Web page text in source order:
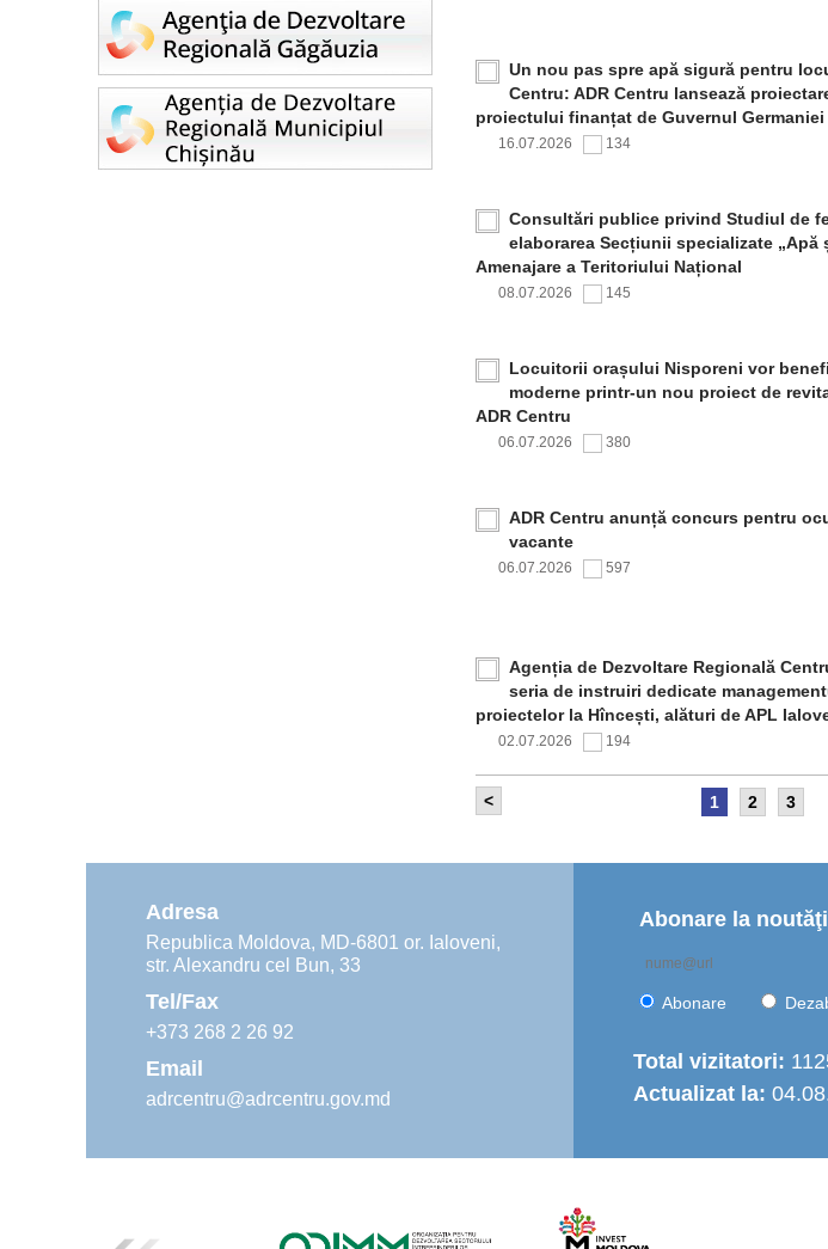
Un nou pas spre apă sigură pentru
Centru: ADR Centru lansează
proiectului finanțat de Guvernul Germaniei
16.07.2026 134
Consultări publice privind Studiul de
elaborarea Secțiunii specializate „Apă
Amenajare a Teritoriului Național
08.07.2026 145
Locuitorii orașului Nisporeni vor
moderne printr-un nou proiect de
ADR Centru
06.07.2026 380
ADR Centru anunță concurs pentru
vacante
06.07.2026 597
Agenția de Dezvoltare Regională
seria de instruiri dedicate
proiectelor la Hîncești, alături de APL
02.07.2026 194
Comitetul de Supraveghere al
implementării și opțiunile de operare a
Agenția de Dezvoltare Regională
instruiri practice dedicate autorităților
< 1 2 3
Adresa
Republica Moldova, MD-6801 or. Ialoveni,
str. Alexandru cel Bun, 33
Tel/Fax
+373 268 2 26 92
Email
adrcentru@adrcentru.gov.md
Abonare la noutăţi
Abonare
Total vizitatori:
Actualizat la: